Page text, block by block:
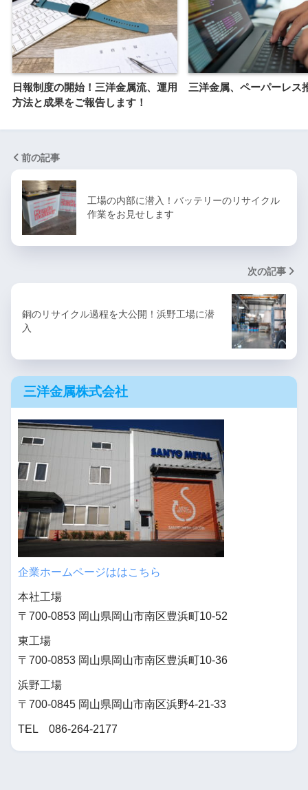
日報制度の開始！三洋金属流、運用
方法と成果をご報告します！
三洋金属、ペーパーレス
前の記事
工場の内部に潜入！バッテリーのリサイクル
作業をお見せします
次の記事
銅のリサイクル過程を大公開！浜野工場に潜
入
三洋金属株式会社
企業ホームページははこちら
本社工場
〒700-0853 岡山県岡山市南区豊浜町10-52
東工場
〒700-0853 岡山県岡山市南区豊浜町10-36
浜野工場
〒700-0845 岡山県岡山市南区浜野4-21-33
TEL 086-264-2177